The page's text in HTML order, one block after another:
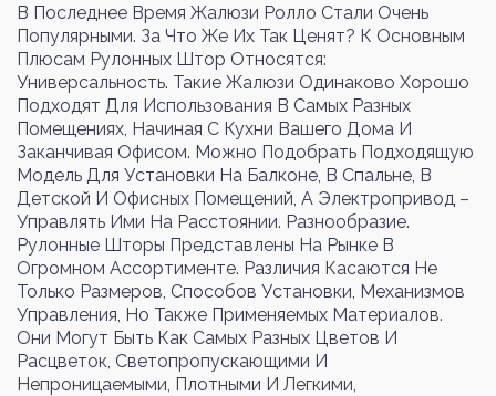
В Последнее Время Жалюзи Ролло Стали Очень
Популярными. За Что Же Их Так Ценят? К Основным
Плюсам Рулонных Штор Относятся:
Универсальность. Такие Жалюзи Одинаково Хорошо
Подходят Для Использования В Самых Разных
Помещениях, Начиная С Кухни Вашего Дома И
Заканчивая Офисом. Можно Подобрать Подходящую
Модель Для Установки На Балконе, В Спальне, В
Детской И Офисных Помещений, А Электропривод –
Управлять Ими На Расстоянии. Разнообразие.
Рулонные Шторы Представлены На Рынке В
Огромном Ассортименте. Различия Касаются Не
Только Размеров, Способов Установки, Механизмов
Управления, Но Также Применяемых Материалов.
Они Могут Быть Как Самых Разных Цветов И
Расцветок, Светопропускающими И
Непроницаемыми, Плотными И Легкими,
Войти Регистрация
Номер телефона или почта
Пароль